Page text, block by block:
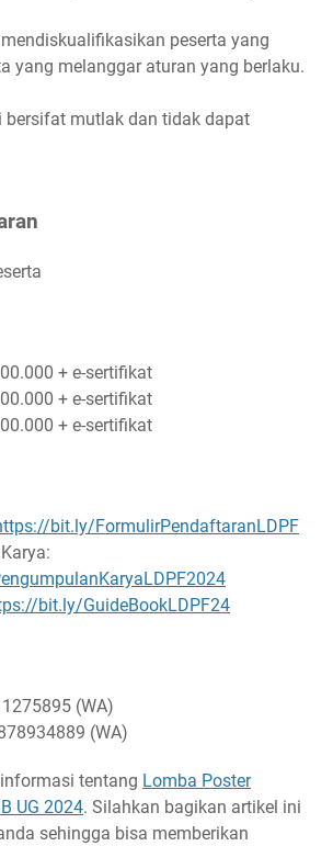
peserta yang
yang melanggar aturan yang berlaku.
bersifat mutlak dan tidak dapat
+ e-sertifikat
+ e-sertifikat
+ e-sertifikat
bit.ly/FormulirPendaftaranLDPF
bit.ly/GuideBookLDPF24
(WA)
(WA)
tentang Lomba Poster
UG 2024. Silahkan bagikan artikel ini
sehingga bisa memberikan